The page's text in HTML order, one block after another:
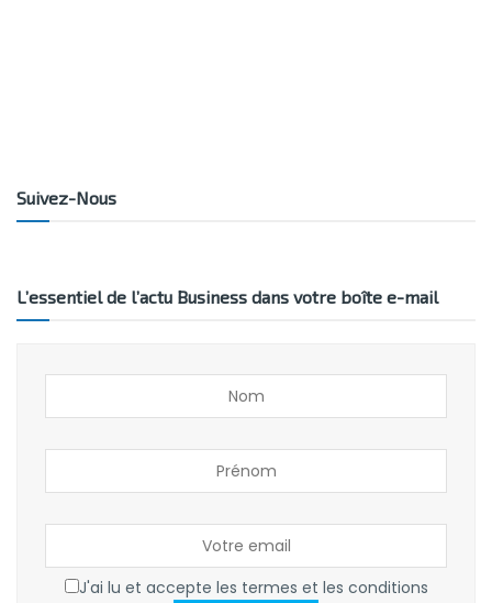
Suivez-Nous
L’essentiel de l’actu Business dans votre boîte e-mail
J'ai lu et accepte les termes et les conditions